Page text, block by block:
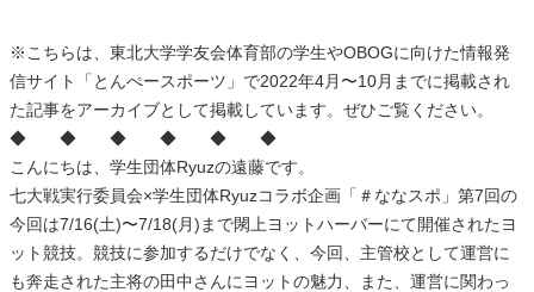
※こちらは、東北大学学友会体育部の学生やOBOGに向けた情報発
信サイト「とんぺースポーツ」で2022年4月〜10月までに掲載され
た記事をアーカイブとして掲載しています。ぜひご覧ください。
◆ ◆ ◆ ◆ ◆ ◆
こんにちは、学生団体Ryuzの遠藤です。
七大戦実行委員会×学生団体Ryuzコラボ企画「＃ななスポ」第7回の
今回は7/16(土)〜7/18(月)まで閖上ヨットハーバーにて開催されたヨ
ット競技。競技に参加するだけでなく、今回、主管校として運営に
も奔走された主将の田中さんにヨットの魅力、また、運営に関わっ